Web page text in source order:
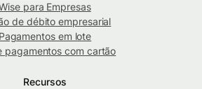
para Empresas
de débito empresarial
Pagamentos em lote
pagamentos com cartão
Recursos